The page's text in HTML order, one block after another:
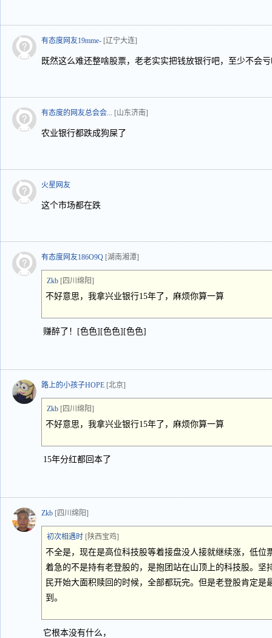
有态度网友19mme- [辽宁大连]
既然这么难还整啥股票，老老实实把钱放银行吧，至少不会
有态度的网友总会会... [山东济南]
农业银行都跌成狗屎了
火星网友
这个市场都在跌
有态度网友186O9Q [湖南湘潭]
Zkb [四川绵阳]
不好意思，我拿兴业银行15年了，麻烦你算一算
赚醉了！[色色][色色][色色]
路上的小孩子HOPE [北京]
Zkb [四川绵阳]
不好意思，我拿兴业银行15年了，麻烦你算一算
15年分红都回本了
Zkb [四川绵阳]
初次相遇时 [陕西宝鸡]
不全是，现在是高位科技股等着接盘没人接就继续涨，低位
着急的不是持有老登股的，是抱团站在山顶上的科技股。坚
民开始大面积赎回的时候，全部都玩完。但是老登股肯定是
到。
它根本没有什么，